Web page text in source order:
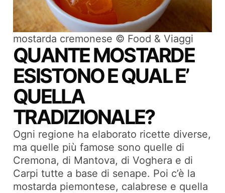
mostarda cremonese © Food & Viaggi
QUANTE MOSTARDE
ESISTONO E QUAL E’
QUELLA
TRADIZIONALE?
Ogni regione ha elaborato ricette diverse,
ma quelle più famose sono quelle di
Cremona, di Mantova, di Voghera e di
Carpi tutte a base di senape. Poi c’è la
mostarda piemontese, calabrese e quella